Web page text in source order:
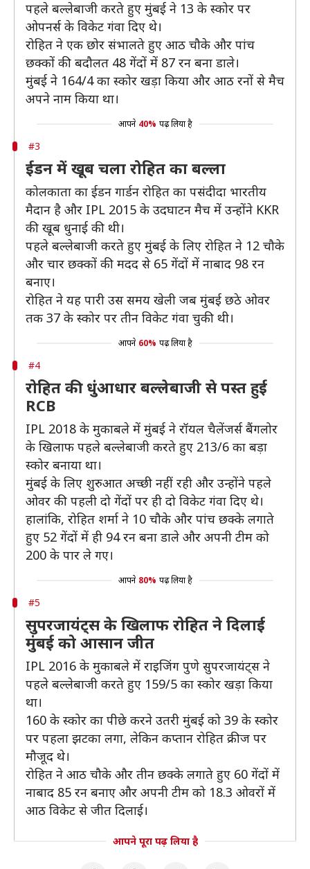
पहले बल्लेबाजी करते हुए मुंबई ने 13 के स्कोर पर
ओपनर्स के विकेट गंवा दिए थे।
रोहित ने एक छोर संभालते हुए आठ चौके और पांच
छक्कों की बदौलत 48 गेंदों में 87 रन बना डाले।
मुंबई ने 164/4 का स्कोर खड़ा किया और आठ रनों से मैच
अपने नाम किया था।
आपने 40% पढ़ लिया है
#3
ईडन में खूब चला रोहित का बल्ला
कोलकाता का ईडन गार्डन रोहित का पसंदीदा भारतीय
मैदान है और IPL 2015 के उदघाटन मैच में उन्होंने KKR
की खूब धुनाई की थी।
पहले बल्लेबाजी करते हुए मुंबई के लिए रोहित ने 12 चौके
और चार छक्कों की मदद से 65 गेंदों में नाबाद 98 रन
बनाए।
रोहित ने यह पारी उस समय खेली जब मुंबई छठे ओवर
तक 37 के स्कोर पर तीन विकेट गंवा चुकी थी।
आपने 60% पढ़ लिया है
#4
रोहित की धुंआधार बल्लेबाजी से पस्त हुई
RCB
IPL 2018 के मुकाबले में मुंबई ने रॉयल चैलेंजर्स बैंगलोर
के खिलाफ पहले बल्लेबाजी करते हुए 213/6 का बड़ा
स्कोर बनाया था।
मुंबई के लिए शुरुआत अच्छी नहीं रही और उन्होंने पहले
ओवर की पहली दो गेंदों पर ही दो विकेट गंवा दिए थे।
हालांकि, रोहित शर्मा ने 10 चौके और पांच छक्के लगाते
हुए 52 गेंदों में ही 94 रन बना डाले और अपनी टीम को
200 के पार ले गए।
आपने 80% पढ़ लिया है
#5
सुपरजायंट्स के खिलाफ रोहित ने दिलाई
मुंबई को आसान जीत
IPL 2016 के मुकाबले में राइजिंग पुणे सुपरजायंट्स ने
पहले बल्लेबाजी करते हुए 159/5 का स्कोर खड़ा किया
था।
160 के स्कोर का पीछे करने उतरी मुंबई को 39 के स्कोर
पर पहला झटका लगा, लेकिन कप्तान रोहित क्रीज पर
मौजूद थे।
रोहित ने आठ चौके और तीन छक्के लगाते हुए 60 गेंदों में
नाबाद 85 रन बनाए और अपनी टीम को 18.3 ओवरों में
आठ विकेट से जीत दिलाई।
आपने पूरा पढ़ लिया है